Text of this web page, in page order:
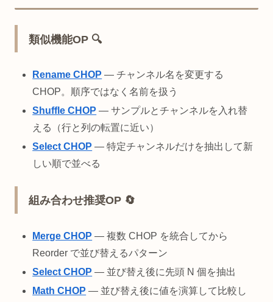
類似機能OP 🔍
Rename CHOP — チャンネル名を変更する
CHOP。順序ではなく名前を扱う
Shuffle CHOP — サンプルとチャンネルを入れ替
える（行と列の転置に近い）
Select CHOP — 特定チャンネルだけを抽出して新
しい順で並べる
組み合わせ推奨OP 🔄
Merge CHOP — 複数 CHOP を統合してから
Reorder で並び替えるパターン
Select CHOP — 並び替え後に先頭 N 個を抽出
Math CHOP — 並び替え後に値を演算して比較し